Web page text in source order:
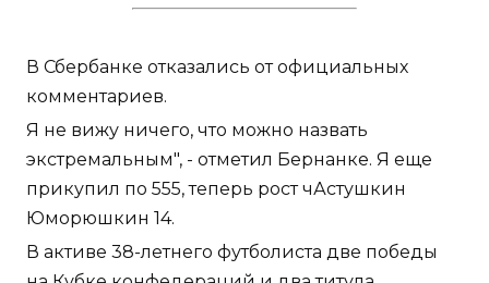
В Сбербанке отказались от официальных
комментариев.
Я не вижу ничего, что можно назвать
экстремальным", - отметил Бернанке. Я еще
прикупил по 555, теперь рост чАстушкин
Юморюшкин 14.
В активе 38-летнего футболиста две победы